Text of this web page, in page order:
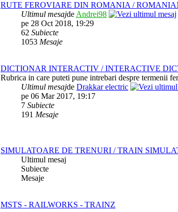
RUTE FEROVIARE DIN ROMANIA /
Ultimul mesajde Andrei98
pe 28 Oct 2018, 19:29
62 Subiecte
1053 Mesaje
DICTIONAR INTERACTIV / INTERACTIVE
Rubrica in care puteti pune intrebari despre termenii
Ultimul mesajde Drakkar electric
pe 06 Mar 2017, 19:17
7 Subiecte
191 Mesaje
SIMULATOARE DE TRENURI / TRAIN
Ultimul mesaj
Subiecte
Mesaje
MSTS - RAILWORKS - TRAINZ